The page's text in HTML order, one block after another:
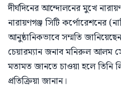
দীর্ঘদিনের আন্দোলনের মুখে
নারায়ণগঞ্জ সিটি কর্পোরেশনের
আনুষ্ঠানিকভাবে সম্মতি
চেয়ারম্যান জনাব মনিরুল আলম
মতামত জানতে চাওয়া হলে তিনি
প্রতিক্রিয়া জানান।